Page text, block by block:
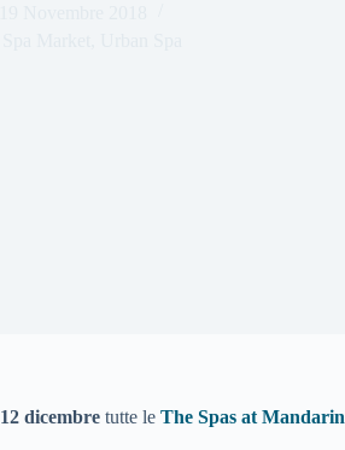
12 dicembre tutte le The Spas at